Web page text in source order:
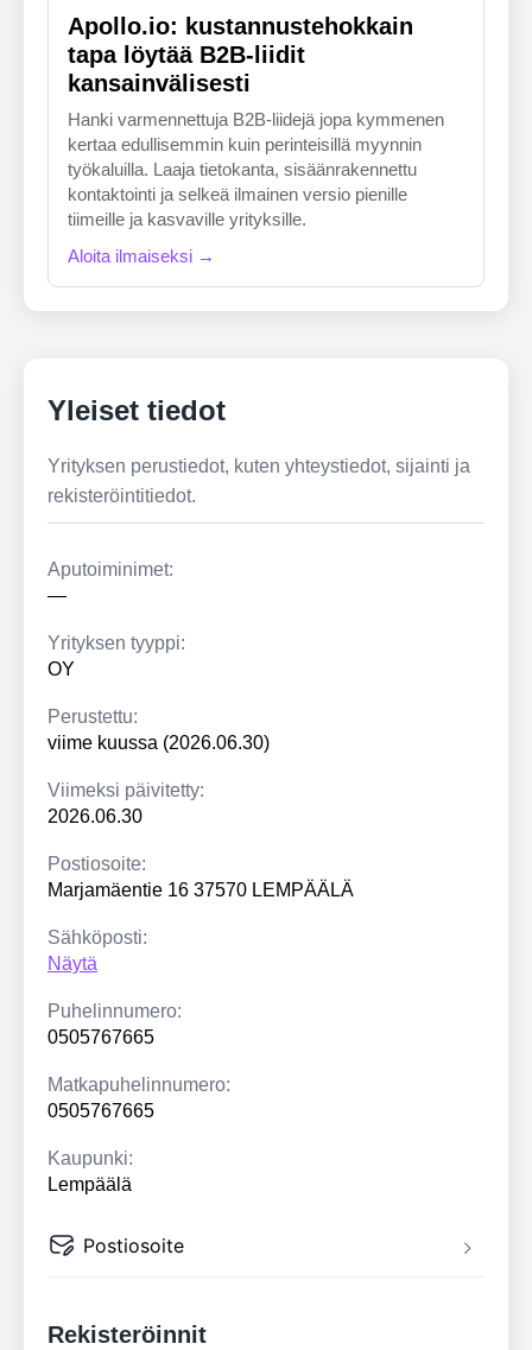
Apollo.io: kustannustehokkain
tapa löytää B2B-liidit
kansainvälisesti
Hanki varmennettuja B2B-liidejä jopa kymmenen
kertaa edullisemmin kuin perinteisillä myynnin
työkaluilla. Laaja tietokanta, sisäänrakennettu
kontaktointi ja selkeä ilmainen versio pienille
tiimeille ja kasvaville yrityksille.
Aloita ilmaiseksi →
Yleiset tiedot
Yrityksen perustiedot, kuten yhteystiedot, sijainti ja
rekisteröintitiedot.
Aputoiminimet:
—
Yrityksen tyyppi:
OY
Perustettu:
viime kuussa (2026.06.30)
Viimeksi päivitetty:
2026.06.30
Postiosoite:
Marjamäentie 16 37570 LEMPÄÄLÄ
Sähköposti:
Näytä
Puhelinnumero:
0505767665
Matkapuhelinnumero:
0505767665
Kaupunki:
Lempäälä
Postiosoite
Rekisteröinnit